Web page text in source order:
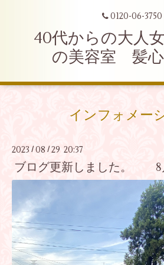
0120-06-3750
40代からの大人
の美容室 髪
インフォメー
2023 /08 /29 20:37
ブログ更新しました。 8